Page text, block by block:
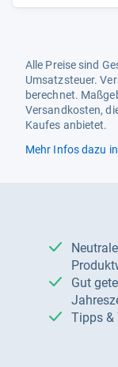
Alle Preise sind
Umsatzsteuer.
berechnet.
Versandkosten,
Kaufes anbietet.
Mehr Infos dazu
Neutrale Ratgeber – hilfreich für Ihre
Gut getestete Produkte – passend zur
Tipps